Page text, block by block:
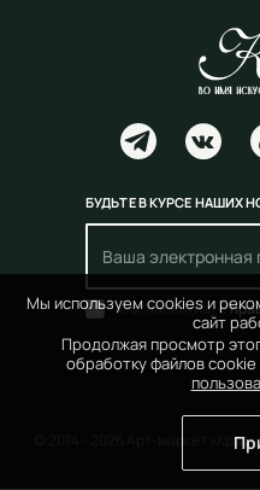
Мы используем cookies и
сайт
Продолжая просмотр
обработку файлов cookie
БУДЬТЕ В КУРСЕ НАШИХ
Согласен(на) с
© 2014 - 2026 Арт-маркет